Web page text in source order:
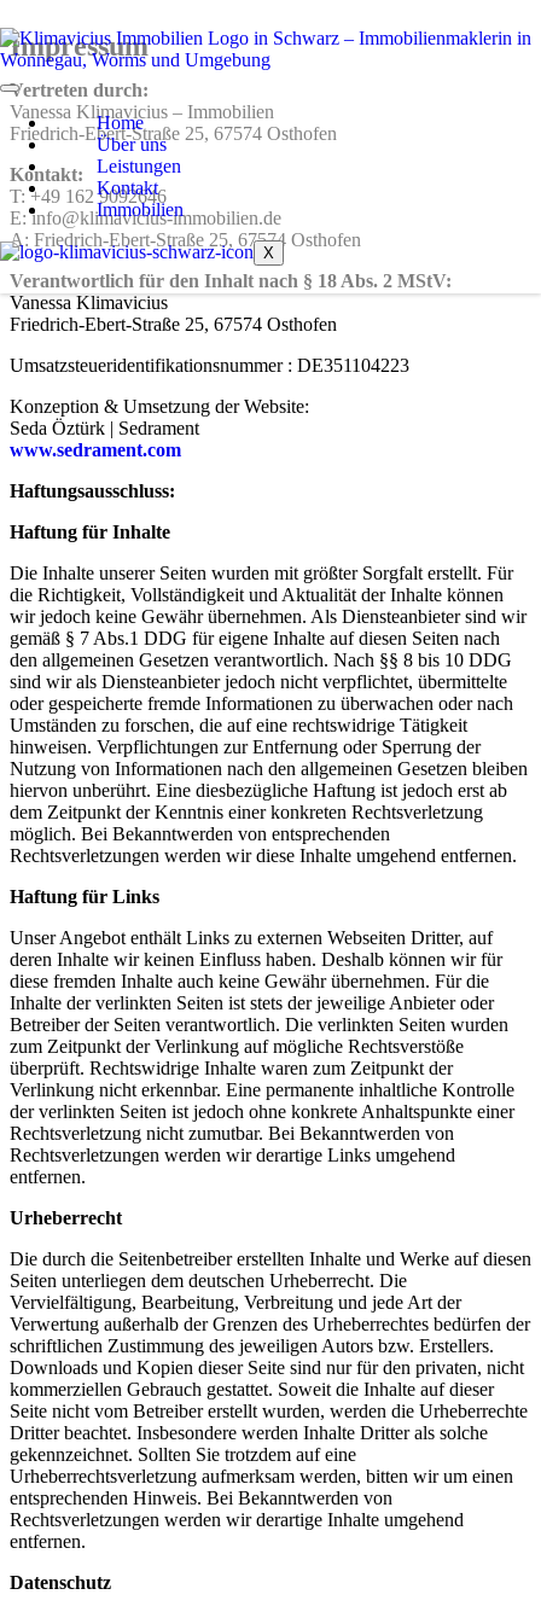
Home
Über uns
Leistungen
Kontakt
Immobilien
X
Impressum
Vertreten durch:
Vanessa Klimavicius – Immobilien
Friedrich-Ebert-Straße 25, 67574 Osthofen
Kontakt:
T: +49 162 9092646
E: info@klimavicius-immobilien.de
A: Friedrich-Ebert-Straße 25, 67574 Osthofen
Verantwortlich für den Inhalt nach § 18 Abs. 2 MStV:
Vanessa Klimavicius
Friedrich-Ebert-Straße 25, 67574 Osthofen
Umsatzsteueridentifikationsnummer : DE351104223
Konzeption & Umsetzung der Website:
Seda Öztürk | Sedrament
www.sedrament.com
Haftungsausschluss:
Haftung für Inhalte
Die Inhalte unserer Seiten wurden mit größter Sorgfalt erstellt. Für
die Richtigkeit, Vollständigkeit und Aktualität der Inhalte können
wir jedoch keine Gewähr übernehmen. Als Diensteanbieter sind wir
gemäß § 7 Abs.1 DDG für eigene Inhalte auf diesen Seiten nach
den allgemeinen Gesetzen verantwortlich. Nach §§ 8 bis 10 DDG
sind wir als Diensteanbieter jedoch nicht verpflichtet, übermittelte
oder gespeicherte fremde Informationen zu überwachen oder nach
Umständen zu forschen, die auf eine rechtswidrige Tätigkeit
hinweisen. Verpflichtungen zur Entfernung oder Sperrung der
Nutzung von Informationen nach den allgemeinen Gesetzen bleiben
hiervon unberührt. Eine diesbezügliche Haftung ist jedoch erst ab
dem Zeitpunkt der Kenntnis einer konkreten Rechtsverletzung
möglich. Bei Bekanntwerden von entsprechenden
Rechtsverletzungen werden wir diese Inhalte umgehend entfernen.
Haftung für Links
Unser Angebot enthält Links zu externen Webseiten Dritter, auf
deren Inhalte wir keinen Einfluss haben. Deshalb können wir für
diese fremden Inhalte auch keine Gewähr übernehmen. Für die
Inhalte der verlinkten Seiten ist stets der jeweilige Anbieter oder
Betreiber der Seiten verantwortlich. Die verlinkten Seiten wurden
zum Zeitpunkt der Verlinkung auf mögliche Rechtsverstöße
überprüft. Rechtswidrige Inhalte waren zum Zeitpunkt der
Verlinkung nicht erkennbar. Eine permanente inhaltliche Kontrolle
der verlinkten Seiten ist jedoch ohne konkrete Anhaltspunkte einer
Rechtsverletzung nicht zumutbar. Bei Bekanntwerden von
Rechtsverletzungen werden wir derartige Links umgehend
entfernen.
Urheberrecht
Die durch die Seitenbetreiber erstellten Inhalte und Werke auf diesen
Seiten unterliegen dem deutschen Urheberrecht. Die
Vervielfältigung, Bearbeitung, Verbreitung und jede Art der
Verwertung außerhalb der Grenzen des Urheberrechtes bedürfen der
schriftlichen Zustimmung des jeweiligen Autors bzw. Erstellers.
Downloads und Kopien dieser Seite sind nur für den privaten, nicht
kommerziellen Gebrauch gestattet. Soweit die Inhalte auf dieser
Seite nicht vom Betreiber erstellt wurden, werden die Urheberrechte
Dritter beachtet. Insbesondere werden Inhalte Dritter als solche
gekennzeichnet. Sollten Sie trotzdem auf eine
Urheberrechtsverletzung aufmerksam werden, bitten wir um einen
entsprechenden Hinweis. Bei Bekanntwerden von
Rechtsverletzungen werden wir derartige Inhalte umgehend
entfernen.
Datenschutz